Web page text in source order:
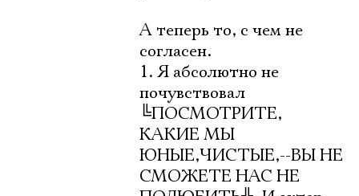
А теперь то, с чем не
согласен.
1. Я абсолютно не
почувствовал
╚ПОСМОТРИТЕ,
КАКИЕ МЫ
ЮНЫЕ,ЧИСТЫЕ,--ВЫ НЕ
СМОЖЕТЕ НАС НЕ